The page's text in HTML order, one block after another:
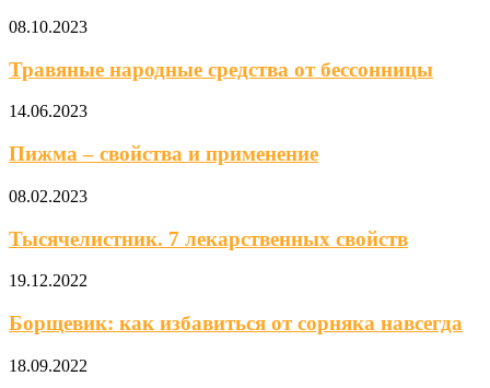
08.10.2023
Травяные народные средства от бессонницы
14.06.2023
Пижма – свойства и применение
08.02.2023
Тысячелистник. 7 лекарственных свойств
19.12.2022
Борщевик: как избавиться от сорняка навсегда
18.09.2022